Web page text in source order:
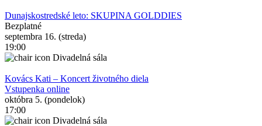
Dunajskostredské leto: SKUPINA GOLDDIES
Bezplatné
septembra 16. (streda)
19:00
Divadelná sála
Kovács Kati – Koncert životného diela
Vstupenka online
októbra 5. (pondelok)
17:00
Divadelná sála